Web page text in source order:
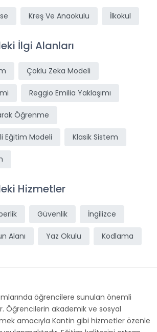
Kreş Ve Anaokulu İlkokul
İlgi Alanları
Çoklu Zeka Modeli
Reggio Emilia Yaklaşımı
Öğrenme
Eğitim Modeli Klasik Sistem
Hizmetler
Güvenlik İngilizce
Alanı Yaz Okulu Kodlama
öğrencilere sunulan önemli
Öğrencilerin akademik ve sosyal
amacıyla Kantin gibi hizmetler özenle